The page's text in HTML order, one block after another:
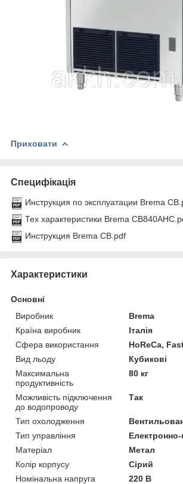
Приховати
Специфікація
Инструкция по эксплуатации Brema
Тех характеристики Brema
Инструкция Brema CB.pdf
Характеристики
Основні
Виробник
Brema
Країна виробник
Італія
Сфера використання
HoReCa,
Вид льоду
Кубикові
Максимальна
продуктивність
80 кг
Можливість підключення
до водопроводу
Так
Тип охолодження
Тип управління
Електронно-
Матеріал
Метал
Колір корпусу
Сірий
Номінальна напруга
220 В